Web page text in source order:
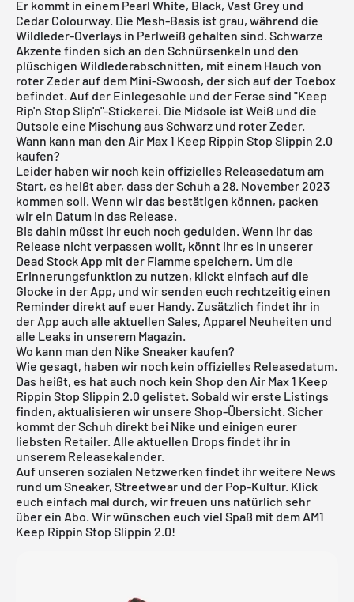
Er kommt in einem Pearl White, Black, Vast Grey und
Cedar Colourway. Die Mesh-Basis ist grau, während die
Wildleder-Overlays in Perlweiß gehalten sind. Schwarze
Akzente finden sich an den Schnürsenkeln und den
plüschigen Wildlederabschnitten, mit einem Hauch von
roter Zeder auf dem Mini-Swoosh, der sich auf der Toebox
befindet. Auf der Einlegesohle und der Ferse sind "Keep
Rip'n Stop Slip'n"-Stickerei. Die Midsole ist Weiß und die
Outsole eine Mischung aus Schwarz und roter Zeder.
Wann kann man den Air Max 1 Keep Rippin Stop Slippin 2.0
kaufen?
Leider haben wir noch kein offizielles Releasedatum am
Start, es heißt aber, dass der Schuh a 28. November 2023
kommen soll. Wenn wir das bestätigen können, packen
wir ein Datum in das Release.
Bis dahin müsst ihr euch noch gedulden. Wenn ihr das
Release nicht verpassen wollt, könnt ihr es in unserer
Dead Stock App mit der Flamme speichern. Um die
Erinnerungsfunktion zu nutzen, klickt einfach auf die
Glocke in der App, und wir senden euch rechtzeitig einen
Reminder direkt auf euer Handy. Zusätzlich findet ihr in
der App auch alle aktuellen Sales, Apparel Neuheiten und
alle Leaks in unserem Magazin.
Wo kann man den Nike Sneaker kaufen?
Wie gesagt, haben wir noch kein offizielles Releasedatum.
Das heißt, es hat auch noch kein Shop den Air Max 1 Keep
Rippin Stop Slippin 2.0 gelistet. Sobald wir erste Listings
finden, aktualisieren wir unsere Shop-Übersicht. Sicher
kommt der Schuh direkt bei Nike und einigen eurer
liebsten Retailer. Alle aktuellen Drops findet ihr in
unserem Releasekalender.
Auf unseren sozialen Netzwerken findet ihr weitere News
rund um Sneaker, Streetwear und der Pop-Kultur. Klick
euch einfach mal durch, wir freuen uns natürlich sehr
über ein Abo. Wir wünschen euch viel Spaß mit dem AM1
Keep Rippin Stop Slippin 2.0!